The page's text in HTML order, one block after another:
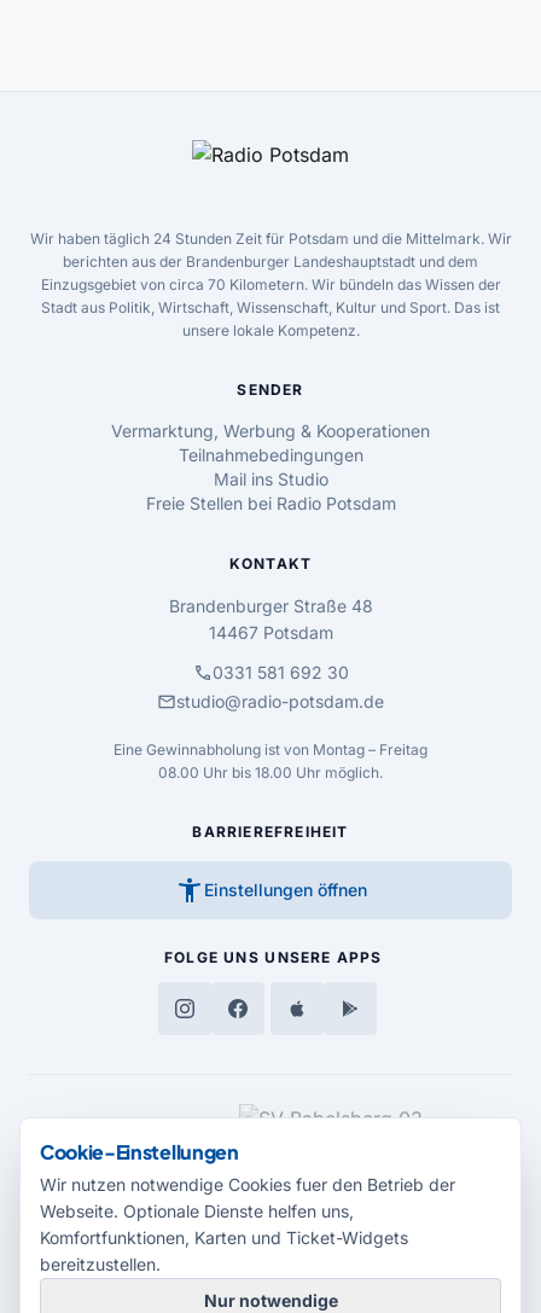
Wir haben täglich 24 Stunden Zeit für Potsdam und die Mittelmark. Wir
berichten aus der Brandenburger Landeshauptstadt und dem
Einzugsgebiet von circa 70 Kilometern. Wir bündeln das Wissen der
Stadt aus Politik, Wirtschaft, Wissenschaft, Kultur und Sport. Das ist
unsere lokale Kompetenz.
SENDER
Vermarktung, Werbung & Kooperationen
Teilnahmebedingungen
Mail ins Studio
Freie Stellen bei Radio Potsdam
KONTAKT
Brandenburger Straße 48
14467 Potsdam
call0331 581 692 30
mailstudio@radio-potsdam.de
Eine Gewinnabholung ist von Montag – Freitag
08.00 Uhr bis 18.00 Uhr möglich.
BARRIEREFREIHEIT
accessibility_new Einstellungen öffnen
FOLGE UNS UNSERE APPS
MEDIENPARTNER
Cookie-Einstellungen
Wir nutzen notwendige Cookies fuer den Betrieb der
Webseite. Optionale Dienste helfen uns,
Komfortfunktionen, Karten und Ticket-Widgets
bereitzustellen.
Nur notwendige